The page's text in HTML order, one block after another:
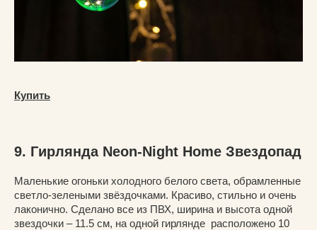
Купить
9. Гирлянда Neon-Night Home Звездопад
Маленькие огоньки холодного белого света, обрамленные
светло-зелеными звёздочками. Красиво, стильно и очень
лаконично. Сделано все из ПВХ, ширина и высота одной
звездочки – 11.5 см, на одной гирлянде расположено 10